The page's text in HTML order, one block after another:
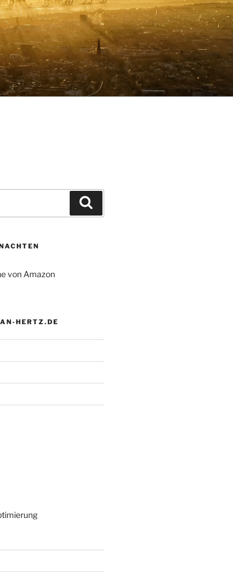
von Amazon
HERTZ.DE